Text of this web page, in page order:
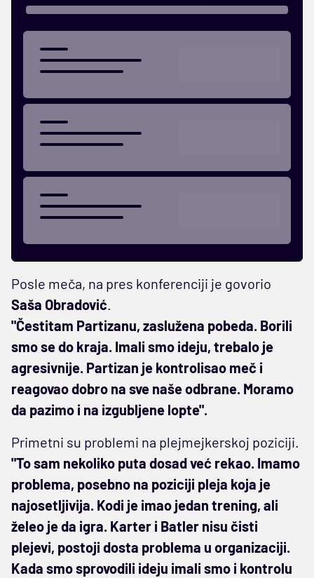
Posle meča, na pres konferenciji je govorio
Saša Obradović.
"Čestitam Partizanu, zaslužena pobeda. Borili
smo se do kraja. Imali smo ideju, trebalo je
agresivnije. Partizan je kontrolisao meč i
reagovao dobro na sve naše odbrane. Moramo
da pazimo i na izgubljene lopte".
Primetni su problemi na plejmejkerskoj poziciji.
"To sam nekoliko puta dosad već rekao. Imamo
problema, posebno na poziciji pleja koja je
najosetljivija. Kodi je imao jedan trening, ali
želeo je da igra. Karter i Batler nisu čisti
plejevi, postoji dosta problema u organizaciji.
Kada smo sprovodili ideju imali smo i kontrolu